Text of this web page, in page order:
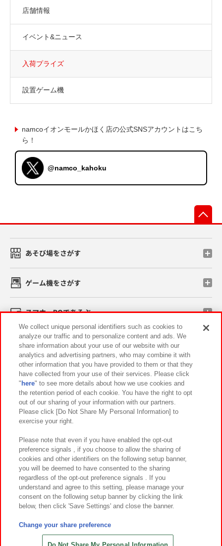
店舗情報
イベント&ニュース
入荷プライズ
設置ゲーム機
namcoイオンモールかほく店の公式SNSアカウントはこち
ら！
@namco_kahoku
あそび場をさがす
ゲーム機をさがす
スマホ・PCであそぶ
イベント・キャンペーン
関連会社 サステナビリティ サイトポリシー
プライバシーポリシー ウェブアクセシビリティ方針と検証結果
お取引先さまとともに
カスタマーハラスメント対応方針 よくあるご質問・お問い合わせ
©Bandai Namco Amusement Inc.
©Bandai Namco Amusement Lab Inc.
©HANAYASHIKI Co., Ltd. All Rights Reserved.
We collect unique personal identifiers such as cookies to
analyze our traffic and to personalize content and ads. We
share information about your use of our website with our
analytics and advertising partners, who may combine it with
other information that you have provided to them or that they
have collected from your use of their services. Please click
" here" to see more details about how we use cookies and
the retention period of each cookie. You have the right to opt
out of our sharing of your information with our partners.
Please click [Do Not Share My Personal Information] to
exercise your right.
Please note that even if you have enabled the opt-out
preference signals , if you choose to allow the sharing of
cookies and other identifiers on the following setup banner,
you will be deemed to have consented to the sharing
regardless of the opt-out preference signals . If you
understand and agree to this setting, please manage your
consent on the following setup banner by clicking the link
below, then click 'Save Settings' and close the banner.
Change your share preference